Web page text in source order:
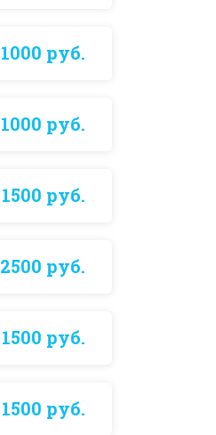
1000 руб.
1000 руб.
1500 руб.
2500 руб.
1500 руб.
1500 руб.